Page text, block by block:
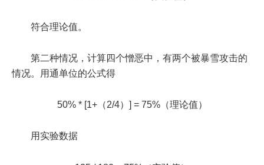
符合理论值。
第二种情况，计算四个憎恶中，有两个被暴雪攻击的
情况。用通单位的公式得
50% * [1+（2/4）] = 75%（理论值）
用实验数据